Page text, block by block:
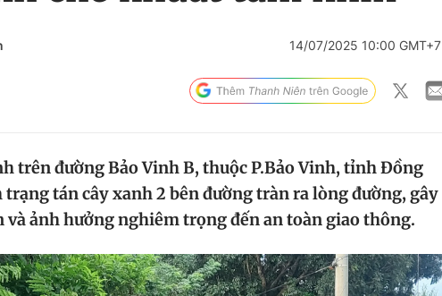
14/07/2025 10:00 GMT+7
trên đường Bảo Vinh B, thuộc P.Bảo Vinh, tỉnh Đồng
tán cây xanh 2 bên đường tràn ra lòng đường, gây
ảnh hưởng nghiêm trọng đến an toàn giao thông.